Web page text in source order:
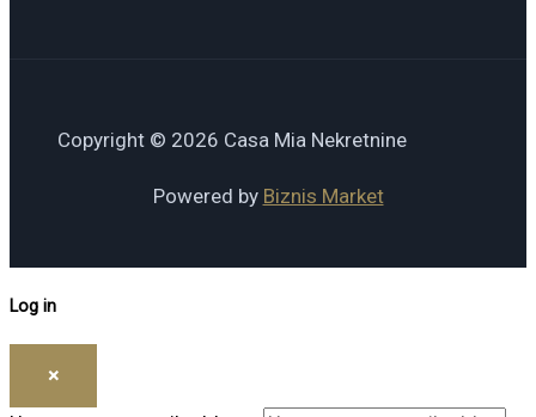
Copyright © 2026 Casa Mia Nekretnine
Powered by Biznis Market
Log in
×